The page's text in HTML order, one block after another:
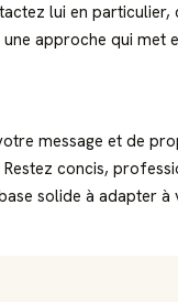
lui en particulier,
approche qui met
message et de
concis,
solide à adapter à